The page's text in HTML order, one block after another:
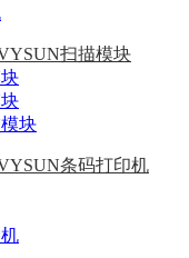
扫描模块
块
条码打印机